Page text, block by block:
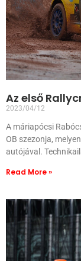
Az első
2023/04/12
A máriapócsi
OB szezonja,
autójával.
Read More »